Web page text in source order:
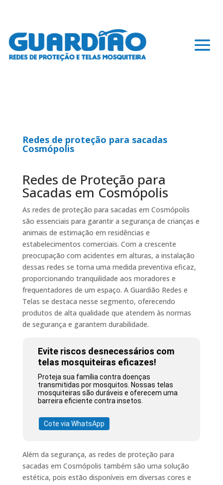
Redes de proteção para sacadas
Cosmópolis
Redes de Proteção para
Sacadas em Cosmópolis
As redes de proteção para sacadas em Cosmópolis
são essenciais para garantir a segurança de crianças e
animais de estimação em residências e
estabelecimentos comerciais. Com a crescente
preocupação com acidentes em alturas, a instalação
dessas redes se torna uma medida preventiva eficaz,
proporcionando tranquilidade aos moradores e
frequentadores de um espaço. A Guardião Redes e
Telas se destaca nesse segmento, oferecendo
produtos de alta qualidade que atendem às normas
de segurança e garantem durabilidade.
Evite riscos desnecessários com
telas mosquiteiras eficazes!
Proteja sua família contra doenças
transmitidas por mosquitos. Nossas telas
mosquiteiras são duráveis e oferecem uma
barreira eficiente contra insetos.
Cote via WhatsApp
Além da segurança, as redes de proteção para
sacadas em Cosmópolis também são uma solução
estética, pois estão disponíveis em diversas cores e